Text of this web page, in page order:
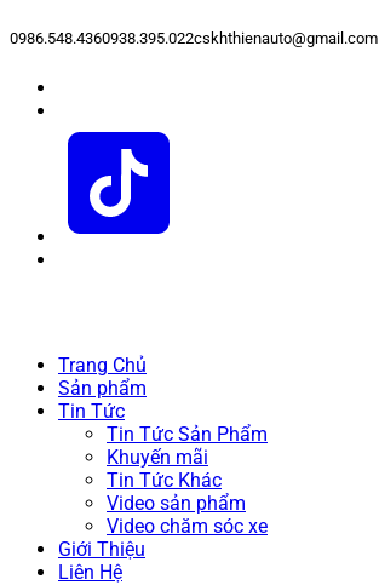
0986.548.4360938.395.022cskhthienauto@gmail.com
Trang Chủ
Sản phẩm
Tin Tức
Tin Tức Sản Phẩm
Khuyến mãi
Tin Tức Khác
Video sản phẩm
Video chăm sóc xe
Giới Thiệu
Liên Hệ